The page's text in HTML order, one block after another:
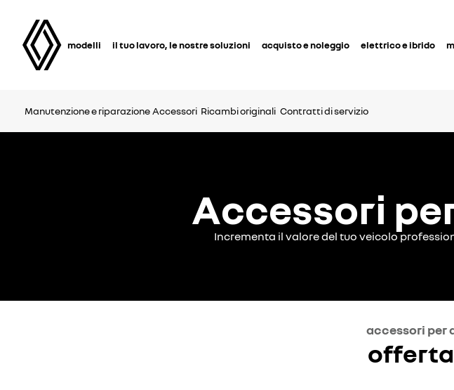
modelli il tuo lavoro, le nostre soluzioni acquisto e noleggio elettrico e ibrido
Manutenzione e riparazione Accessori Ricambi originali Contratti di servizio
Accessori
Incrementa il valore del tuo veicolo
accessori per